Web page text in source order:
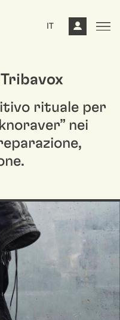
IT
rituale per
nei